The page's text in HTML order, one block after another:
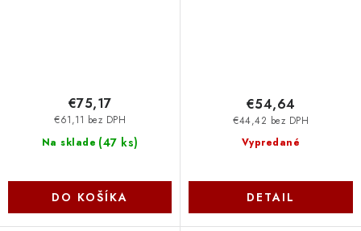
Na sklade (47 ks)
€61,11 bez DPH
€75,17
DO KOŠÍKA
Vypredané
€44,42 bez DPH
€54,64
DETAIL